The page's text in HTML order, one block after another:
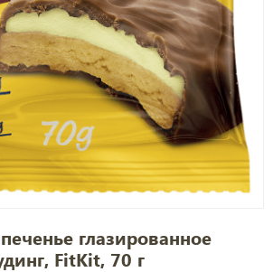
глазированное
FitKit, 70 г